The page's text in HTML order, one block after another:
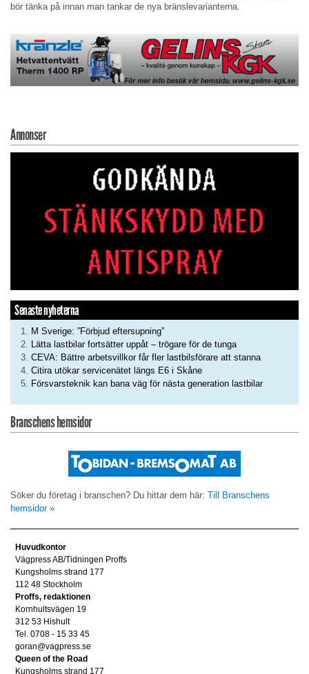
bör tänka på innan man tankar de nya bränslevarianterna.
Annonser
Senaste nyheterna
M Sverige: ”Förbjud eftersupning”
Lätta lastbilar fortsätter uppåt – trögare för de tunga
CEVA: Bättre arbetsvillkor får fler lastbilsförare att stanna
Citira utökar servicenätet längs E6 i Skåne
Försvarsteknik kan bana väg för nästa generation lastbilar
Branschens hemsidor
Söker du företag i branschen? Du hittar dem här: Till Branschens
hemsidor »
Huvudkontor
Vägpress AB/Tidningen Proffs
Kungsholms strand 177
112 48 Stockholm
Proffs, redaktionen
Kornhultsvägen 19
312 53 Hishult
Tel. 0708 - 15 33 45
goran@vagpress.se
Queen of the Road
Kungsholms strand 177